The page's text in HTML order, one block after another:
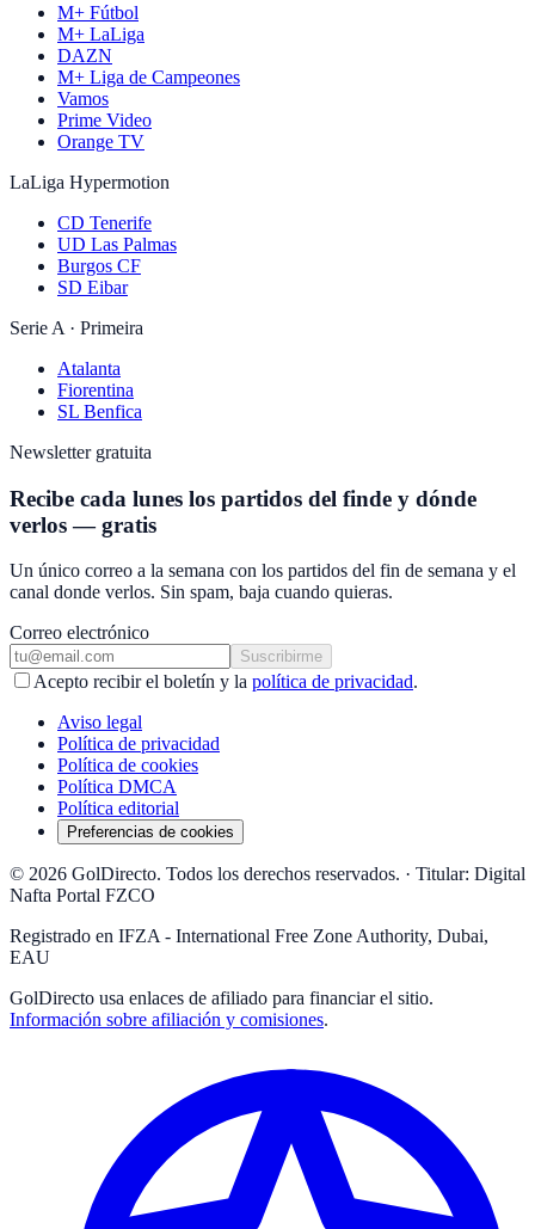
M+ Fútbol
M+ LaLiga
DAZN
M+ Liga de Campeones
Vamos
Prime Video
Orange TV
LaLiga Hypermotion
CD Tenerife
UD Las Palmas
Burgos CF
SD Eibar
Serie A · Primeira
Atalanta
Fiorentina
SL Benfica
Newsletter gratuita
Recibe cada lunes los partidos del finde y dónde
verlos — gratis
Un único correo a la semana con los partidos del fin de semana y el
canal donde verlos. Sin spam, baja cuando quieras.
Correo electrónico
Suscribirme
Acepto recibir el boletín y la política de privacidad.
Aviso legal
Política de privacidad
Política de cookies
Política DMCA
Política editorial
Preferencias de cookies
© 2026 GolDirecto. Todos los derechos reservados. · Titular: Digital
Nafta Portal FZCO
Registrado en IFZA - International Free Zone Authority, Dubai,
EAU
GolDirecto usa enlaces de afiliado para financiar el sitio.
Información sobre afiliación y comisiones.